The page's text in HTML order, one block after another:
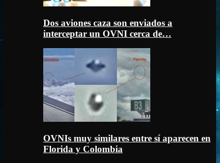
Dos aviones caza son enviados a
interceptar un OVNI cerca de…
OVNIs muy similares entre sí aparecen en
Florida y Colombia